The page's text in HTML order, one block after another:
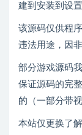
建到安装到设
该源码仅供程
违法用途，因
部分游戏源码
保证源码的完
的（一部分带
本站仅更换了